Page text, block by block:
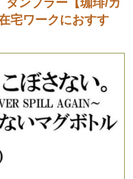
宅ワークにおすす